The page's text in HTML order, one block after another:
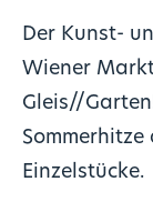
Der Kunst-
Wiener
Gleis//
Einzelstücke.